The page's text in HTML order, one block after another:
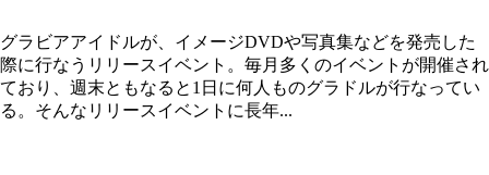
グラビアアイドルが、イメージDVDや写真集などを発売した
際に行なうリリースイベント。毎月多くのイベントが開催され
ており、週末ともなると1日に何人ものグラドルが行なってい
る。そんなリリースイベントに長年...